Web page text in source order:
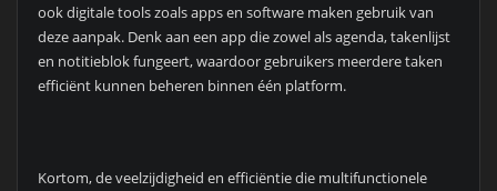
ook digitale tools zoals apps en software maken gebruik van
deze aanpak. Denk aan een app die zowel als agenda, takenlijst
en notitieblok fungeert, waardoor gebruikers meerdere taken
efficiënt kunnen beheren binnen één platform.
Kortom, de veelzijdigheid en efficiëntie die multifunctionele